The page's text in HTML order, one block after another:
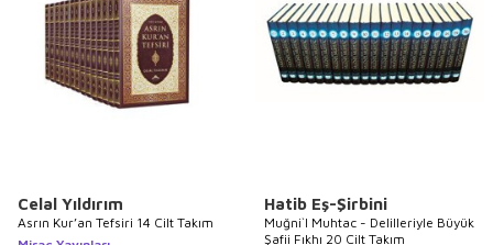
Celal Yıldırım
Asrın Kur’an Tefsiri 14 Cilt Takım
Hatib Eş-Şirbini
Muğni`l Muhtac - Delilleriyle Büyük
Şafii Fıkhı 20 Cilt Takım